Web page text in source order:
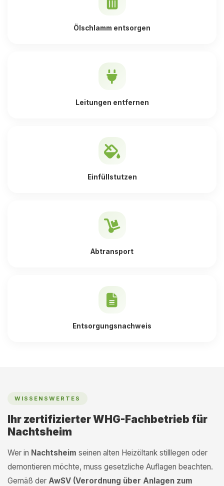
Ölschlamm entsorgen
Leitungen entfernen
Einfüllstutzen
Abtransport
Entsorgungsnachweis
WISSENSWERTES
Ihr zertifizierter WHG-Fachbetrieb für
Nachtsheim
Wer in Nachtsheim seinen alten Heizöltank stilllegen oder
demontieren möchte, muss gesetzliche Auflagen beachten.
Gemäß der AwSV (Verordnung über Anlagen zum